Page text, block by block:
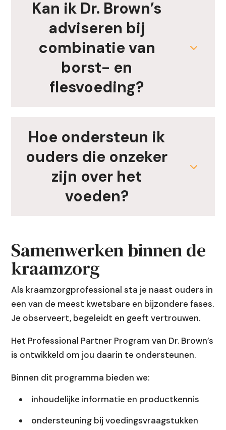
Kan ik Dr. Brown’s
adviseren bij
combinatie van
borst- en
flesvoeding?
Hoe ondersteun ik
ouders die onzeker
zijn over het
voeden?
Samenwerken binnen de
kraamzorg
Als kraamzorgprofessional sta je naast ouders in
een van de meest kwetsbare en bijzondere fases.
Je observeert, begeleidt en geeft vertrouwen.
Het Professional Partner Program van Dr. Brown’s
is ontwikkeld om jou daarin te ondersteunen.
Binnen dit programma bieden we:
inhoudelijke informatie en productkennis
ondersteuning bij voedingsvraagstukken